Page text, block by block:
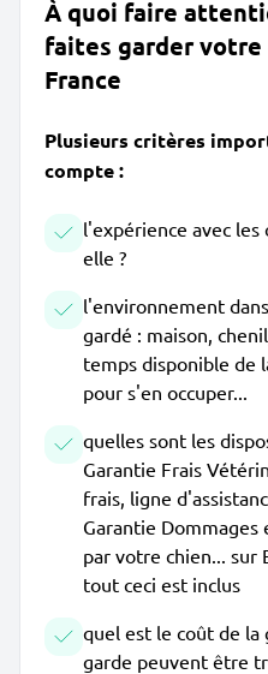
À quoi faire
faites garder votre
France
Plusieurs critères
compte :
l'expérience avec les
elle ?
l'environnement
gardé : maison,
temps disponible de
pour s'en occuper...
quelles sont les
Garantie Frais
frais, ligne
Garantie Dommages
par votre chien... sur
tout ceci est inclus
quel est le coût de la
garde peuvent être